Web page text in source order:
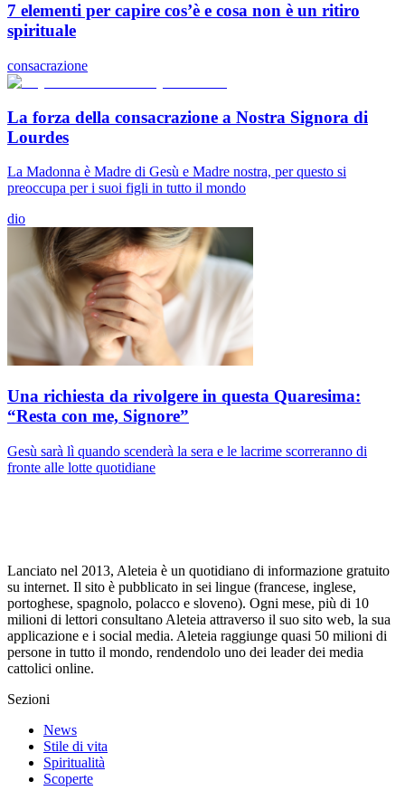
7 elementi per capire cos’è e cosa non è un ritiro
spirituale
consacrazione
La forza della consacrazione a Nostra Signora di
Lourdes
La Madonna è Madre di Gesù e Madre nostra, per questo si
preoccupa per i suoi figli in tutto il mondo
dio
Una richiesta da rivolgere in questa Quaresima:
“Resta con me, Signore”
Gesù sarà lì quando scenderà la sera e le lacrime scorreranno di
fronte alle lotte quotidiane
Lanciato nel 2013, Aleteia è un quotidiano di informazione gratuito
su internet. Il sito è pubblicato in sei lingue (francese, inglese,
portoghese, spagnolo, polacco e sloveno). Ogni mese, più di 10
milioni di lettori consultano Aleteia attraverso il suo sito web, la sua
applicazione e i social media. Aleteia raggiunge quasi 50 milioni di
persone in tutto il mondo, rendendolo uno dei leader dei media
cattolici online.
Sezioni
News
Stile di vita
Spiritualità
Scoperte